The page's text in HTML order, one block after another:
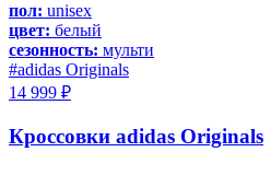
пол: unisex
цвет: белый
сезонность: мульти
#adidas Originals
14 999 ₽
Кроссовки adidas Originals